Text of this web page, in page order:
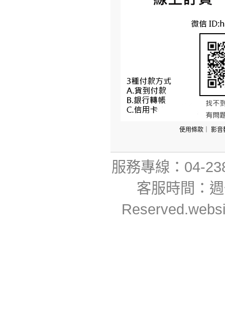
使用條款 影音
服務專線：04-
客服時間：